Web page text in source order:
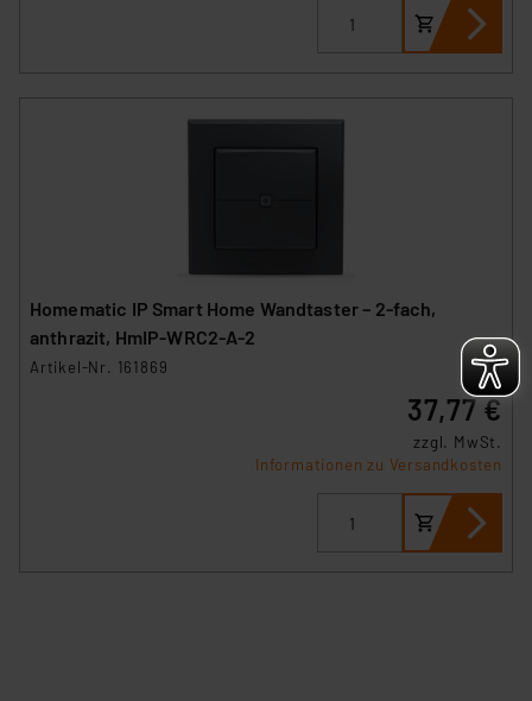
Überwachungsprogrammen verarbeiten, ohne dass
hiergegen Klagemöglichkeiten für Europäer bestehen.
Europäischen Kommission sowie einer eigenen
Beurteilung der mit der Datenübermittlung,
Homematic IP Smart Home Wandtaster – 2-fach,
anthrazit, HmIP-WRC2-A-2
Artikel-Nr. 161869
37,77 €
zzgl. MwSt.
Informationen zu Versandkosten